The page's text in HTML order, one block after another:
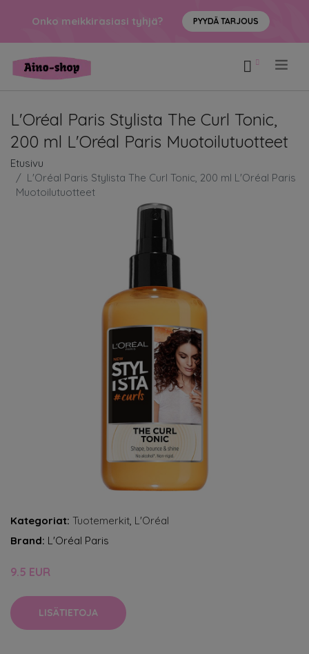
Onko meikkirasiasi tyhjä? PYYDÄ TARJOUS
L'Oréal Paris Stylista The Curl Tonic,
200 ml L'Oréal Paris Muotoilutuotteet
Etusivu
L'Oréal Paris Stylista The Curl Tonic, 200 ml L'Oréal Paris
Muotoilutuotteet
Kategoriat: Tuotemerkit, L'Oréal
Brand: L'Oréal Paris
9.5 EUR
LISÄTIETOJA